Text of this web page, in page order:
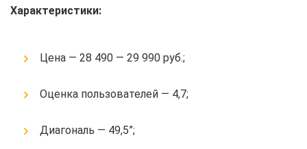
Характеристики:
Цена — 28 490 — 29 990 руб.;
Оценка пользователей — 4,7;
Диагональ — 49,5”;